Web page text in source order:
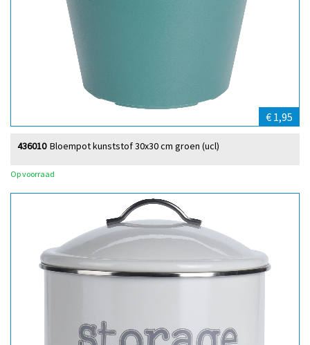
€ 1,95
Bloempot kunststof 30x30 cm groen (ucl)
436010
Op voorraad